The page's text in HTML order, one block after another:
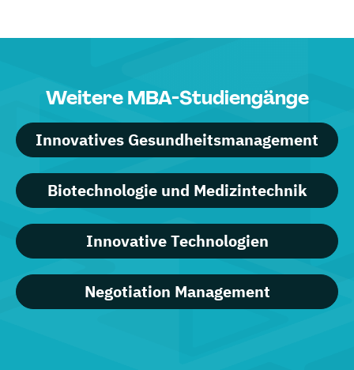
Weitere MBA-Studiengänge
Innovatives Gesundheitsmanagement
Biotechnologie und Medizintechnik
Innovative Technologien
Negotiation Management